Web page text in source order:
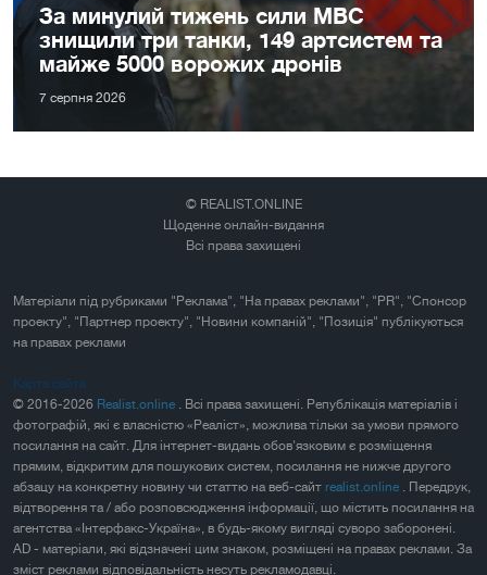
За минулий тижень сили МВС
знищили три танки, 149 артсистем та
майже 5000 ворожих дронів
7 серпня 2026
© REALIST.ONLINE
Щоденне онлайн-видання
Всі права захищені
Матеріали під рубриками "Реклама", "На правах реклами", "PR", "Спонсор
проекту", "Партнер проекту", "Новини компаній", "Позиція" публікуються
на правах реклами
Карта сайта
© 2016-2026 Realist.online . Всі права захищені. Републікація матеріалів і
фотографій, які є власністю «Реаліст», можлива тільки за умови прямого
посилання на сайт. Для інтернет-видань обов'язковим є розміщення
прямим, відкритим для пошукових систем, посилання не нижче другого
абзацу на конкретну новину чи статтю на веб-сайт realist.online . Передрук,
відтворення та / або розповсюдження інформації, що містить посилання на
агентства «Інтерфакс-Україна», в будь-якому вигляді суворо заборонені.
AD - матеріали, які відзначені цим знаком, розміщені на правах реклами. За
зміст реклами відповідальність несуть рекламодавці.